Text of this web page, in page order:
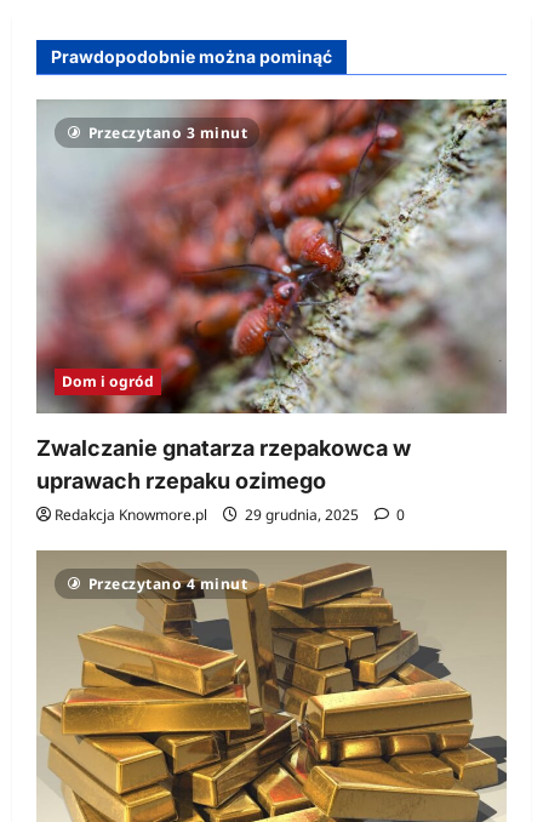
Prawdopodobnie można pominąć
Przeczytano 3 minut
Dom i ogród
Zwalczanie gnatarza rzepakowca w
uprawach rzepaku ozimego
Redakcja Knowmore.pl 29 grudnia, 2025 0
Przeczytano 4 minut